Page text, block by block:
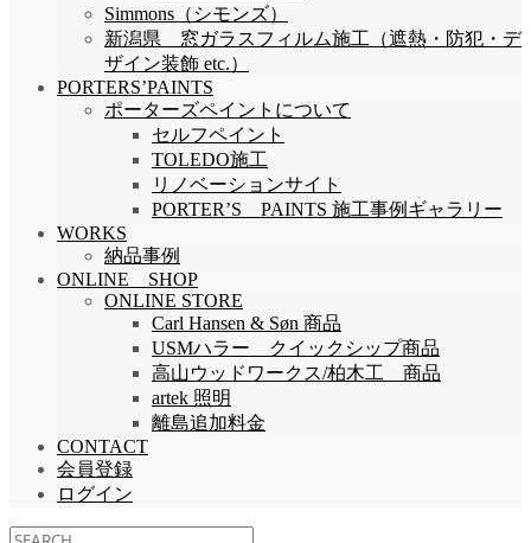
Simmons（シモンズ）
新潟県 窓ガラスフィルム施工（遮熱・防犯・デ
ザイン装飾 etc.）
PORTERS’PAINTS
ポーターズペイントについて
セルフペイント
TOLEDO施工
リノベーションサイト
PORTER’S PAINTS 施工事例ギャラリー
WORKS
納品事例
ONLINE SHOP
ONLINE STORE
Carl Hansen & Søn 商品
USMハラー クイックシップ商品
高山ウッドワークス/柏木工 商品
artek 照明
離島追加料金
CONTACT
会員登録
ログイン